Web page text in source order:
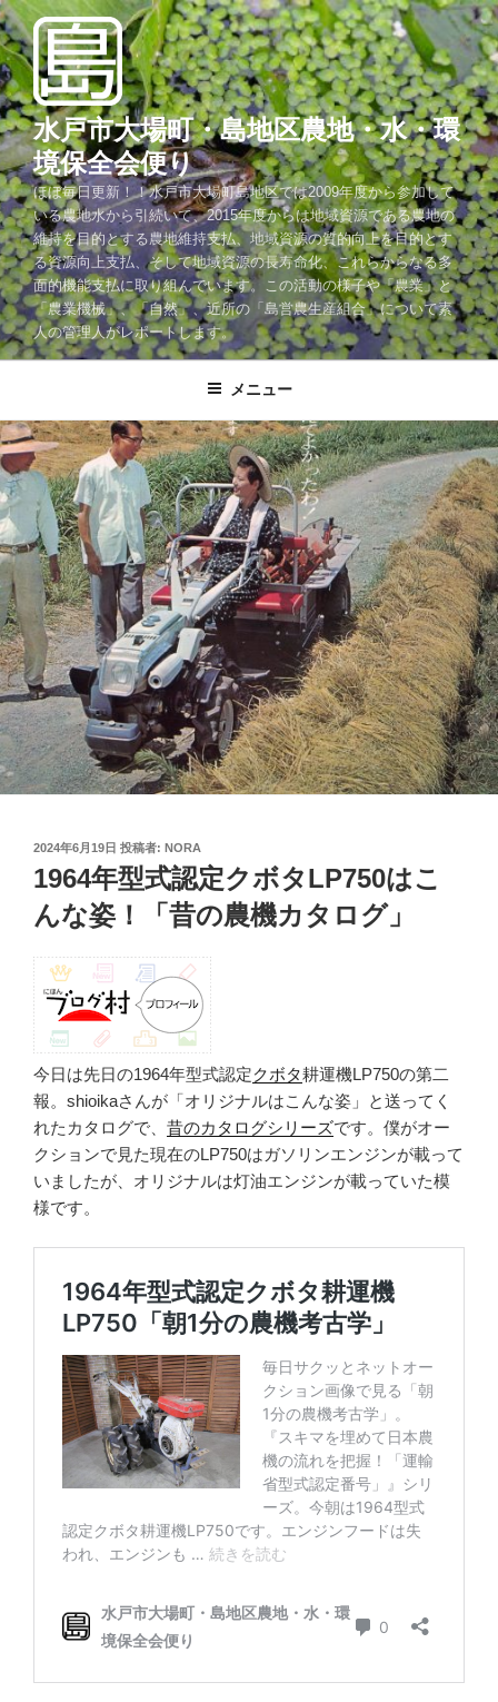
コ
ン
テ
ン
ツ
へ
ス
キ
ッ
プ
水戸市大場町・島地区農地・水・環
境保全会便り
ほぼ毎日更新！！水戸市大場町島地区では2009年度から参加して
いる農地水から引続いて、2015年度からは地域資源である農地の
維持を目的とする農地維持支払、地域資源の質的向上を目的とす
る資源向上支払、そして地域資源の長寿命化、これらからなる多
面的機能支払に取り組んでいます。この活動の様子や「農業」と
「農業機械」、「自然」、近所の「島営農生産組合」について素
人の管理人がレポートします。
メニュー
投
稿
日:
2024年6月19日 投稿者: NORA
1964年型式認定クボタLP750はこ
んな姿！「昔の農機カタログ」
今日は先日の1964年型式認定クボタ耕運機LP750の第二
報。shioikaさんが「オリジナルはこんな姿」と送ってく
れたカタログで、 昔のカタログシリーズです。僕がオー
クションで見た現在のLP750はガソリンエンジンが載って
いましたが、オリジナルは灯油エンジンが載っていた模
様です。